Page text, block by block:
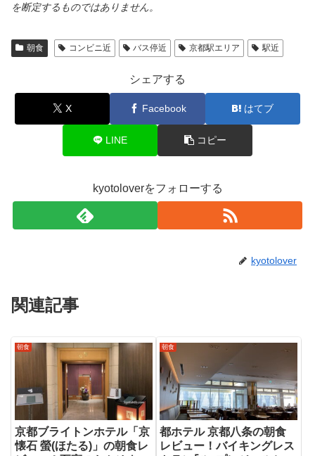
を断定するものではありません。
朝食 コンビニ近 バス停近 京都駅エリア 駅近
シェアする
X Facebook はてブ
LINE コピー
kyotoloverをフォローする
kyotolover
関連記事
朝食
京都ブライトンホテル「京
懐石 螢(ほたる)」の朝食レ
朝食
都ホテル 京都八条の朝食
レビュー！バイキングレス